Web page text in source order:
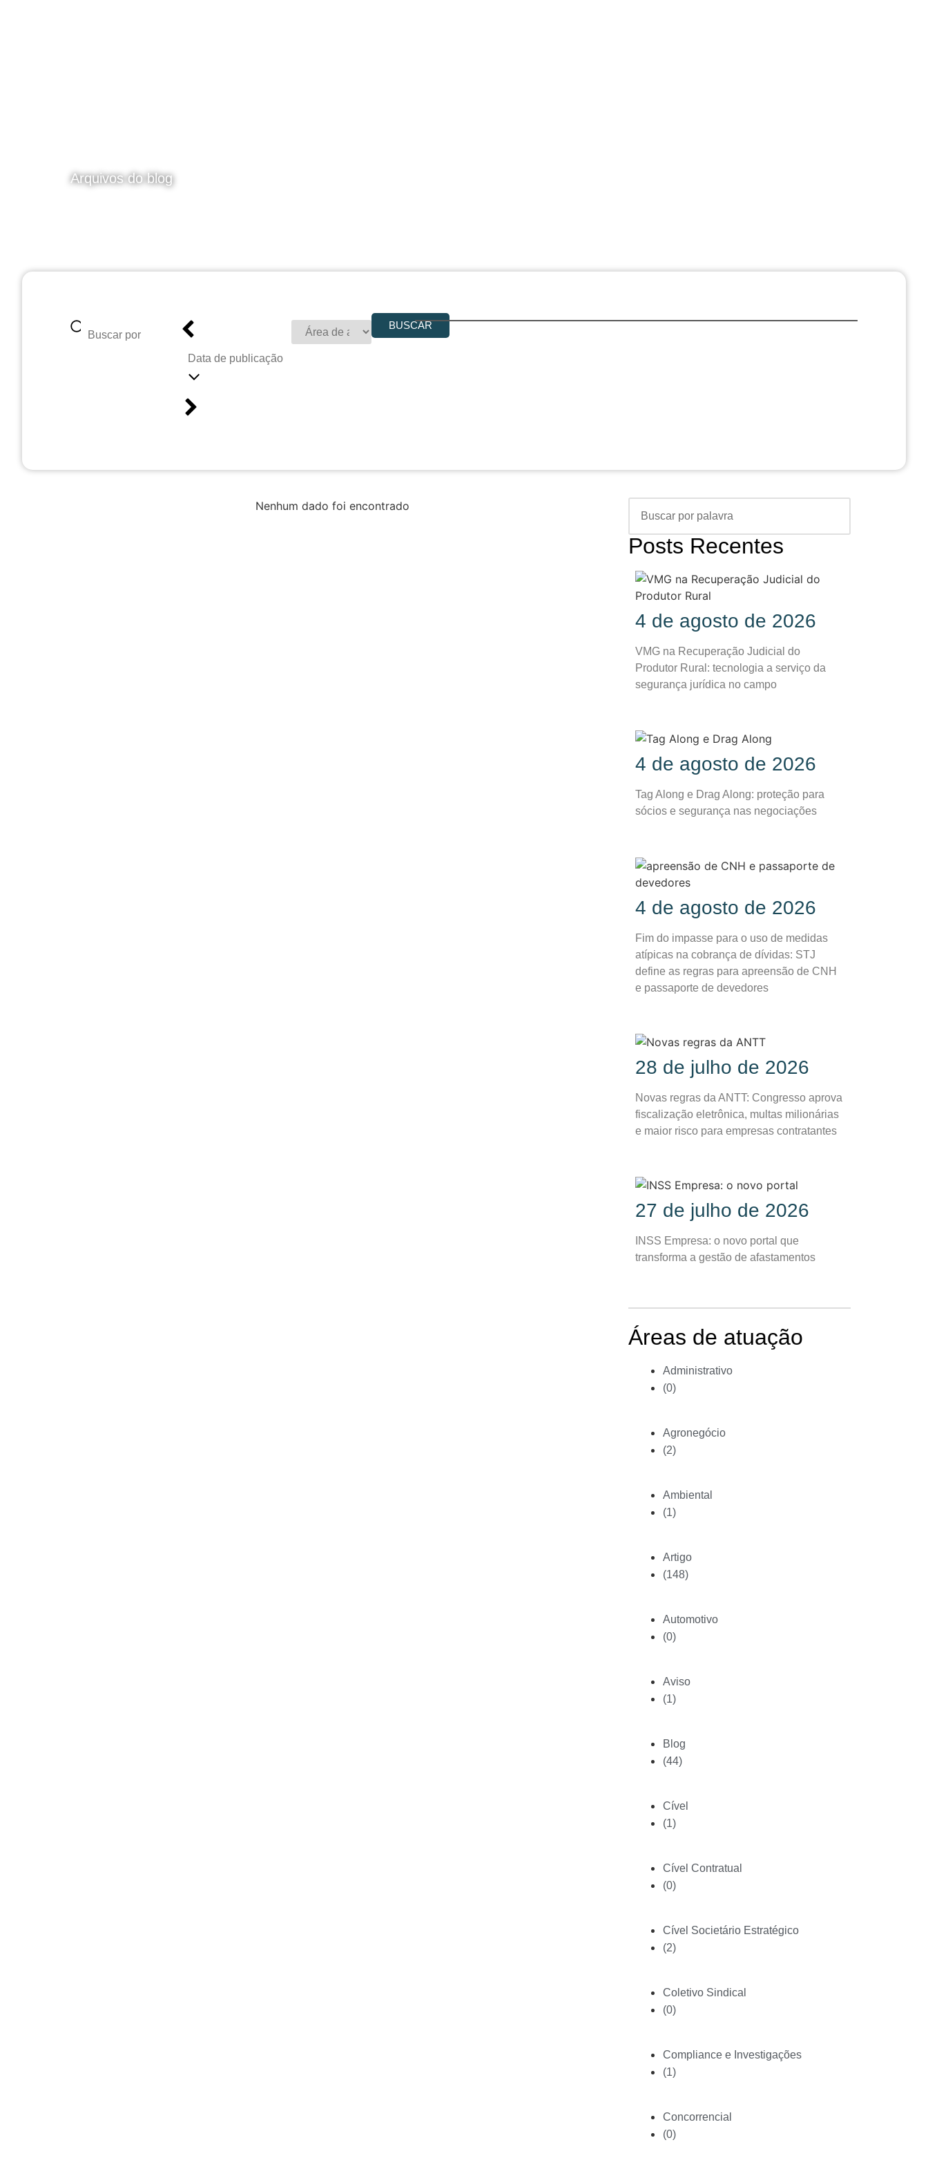
Arquivos do blog
Data de publicação
BUSCAR
Nenhum dado foi encontrado
Posts Recentes
4 de agosto de 2026
VMG na Recuperação Judicial do
Produtor Rural: tecnologia a serviço da
segurança jurídica no campo
4 de agosto de 2026
Tag Along e Drag Along: proteção para
sócios e segurança nas negociações
4 de agosto de 2026
Fim do impasse para o uso de medidas
atípicas na cobrança de dívidas: STJ
define as regras para apreensão de CNH
e passaporte de devedores
28 de julho de 2026
Novas regras da ANTT: Congresso aprova
fiscalização eletrônica, multas milionárias
e maior risco para empresas contratantes
27 de julho de 2026
INSS Empresa: o novo portal que
transforma a gestão de afastamentos
Áreas de atuação
Administrativo
(0)
Agronegócio
(2)
Ambiental
(1)
Artigo
(148)
Automotivo
(0)
Aviso
(1)
Blog
(44)
Cível
(1)
Cível Contratual
(0)
Cível Societário Estratégico
(2)
Coletivo Sindical
(0)
Compliance e Investigações
(1)
Concorrencial
(0)